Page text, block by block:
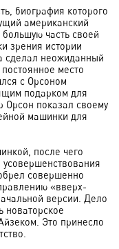
биография которого
американский
часть своей
зрения истории
сделал неожиданный
место
с Орсоном
подарком для
Орсон показал своему
машинки для
после чего
совершенно
«вверх-
версии. Дело
новаторское
Это принесло